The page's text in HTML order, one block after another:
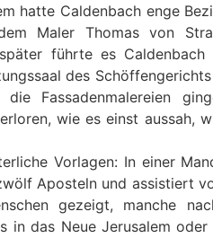
hatte Caldenbach enge
Maler Thomas von
führte es Caldenbach
des
Fassadenmalereien
wie es einst aussah,
Vorlagen: In einer
Aposteln und assistiert
gezeigt, manche
das Neue Jerusalem oder